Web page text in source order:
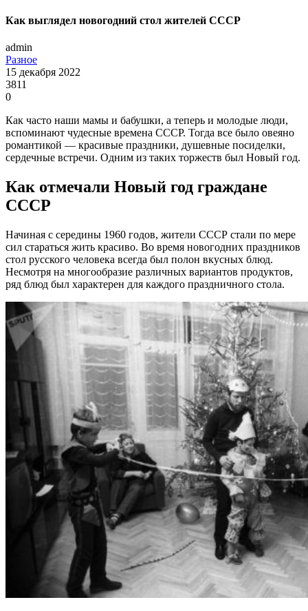
Как выглядел новогодний стол жителей СССР
admin
Разное
15 декабря 2022
3811
0
Как часто наши мамы и бабушки, а теперь и молодые люди,
вспоминают чудесные времена СССР. Тогда все было овеяно
романтикой — красивые праздники, душевные посиделки,
сердечные встречи. Одним из таких торжеств был Новый год.
Как отмечали Новый год граждане
СССР
Начиная с середины 1960 годов, жители СССР стали по мере
сил стараться жить красиво. Во время новогодних праздников
стол русского человека всегда был полон вкусных блюд.
Несмотря на многообразие различных вариантов продуктов,
ряд блюд был характерен для каждого праздничного стола.